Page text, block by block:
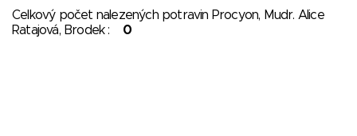
Celkový počet nalezených potravin Procyon, Mudr. Alice
Ratajová, Brodek : 0